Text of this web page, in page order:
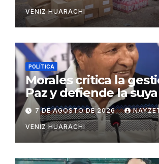
VENIZ HUARACHI
POLÍTICA
Morales critica la
Paz y defiende la suya
7 DE AGOSTO DE 2026
VENIZ HUARACHI